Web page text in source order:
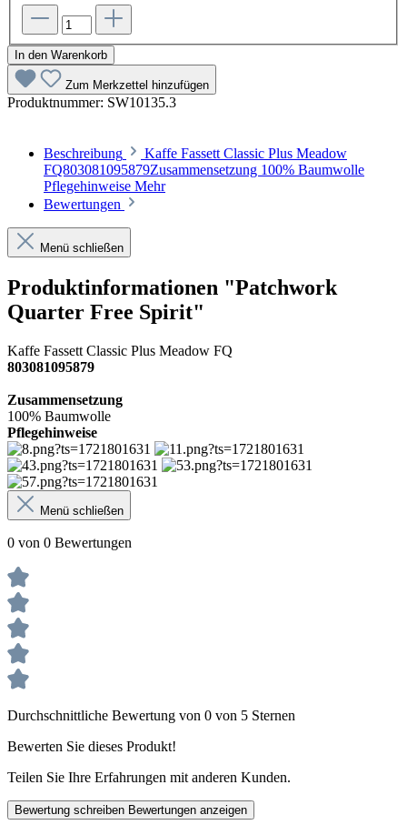
In den Warenkorb
Zum Merkzettel hinzufügen
Produktnummer: SW10135.3
Beschreibung
Kaffe Fassett Classic Plus Meadow
FQ803081095879Zusammensetzung 100% Baumwolle
Pflegehinweise Mehr
Bewertungen
Menü schließen
Produktinformationen "Patchwork
Quarter Free Spirit"
Kaffe Fassett Classic Plus Meadow FQ
803081095879
Zusammensetzung
100% Baumwolle
Pflegehinweise
Menü schließen
0 von 0 Bewertungen
Durchschnittliche Bewertung von 0 von 5 Sternen
Bewerten Sie dieses Produkt!
Teilen Sie Ihre Erfahrungen mit anderen Kunden.
Bewertung schreiben Bewertungen anzeigen